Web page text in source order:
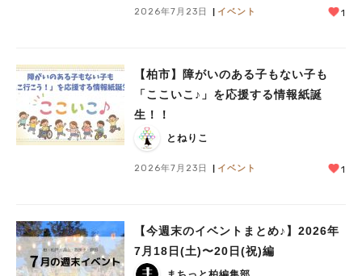
2026年7月23日 イベント 1
【柏市】障がいのある子もない子も
「ここいこ♪」を応援する情報紙誕
生！！
とねりこ
2026年7月23日 イベント 1
【今週末のイベントまとめ♪】2026年
7月18日(土)〜20日(祝)編